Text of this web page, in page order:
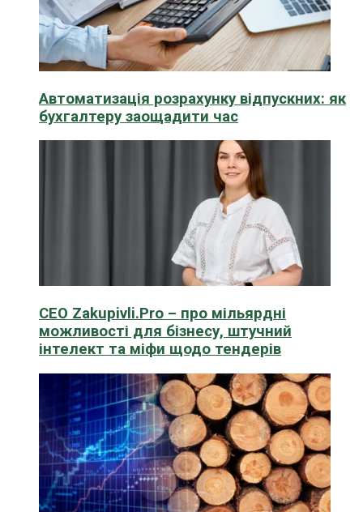
Автоматизація розрахунку відпускних: як
бухгалтеру заощадити час
CEO Zakupivli.Pro – про мільярдні
можливості для бізнесу, штучний
інтелект та міфи щодо тендерів